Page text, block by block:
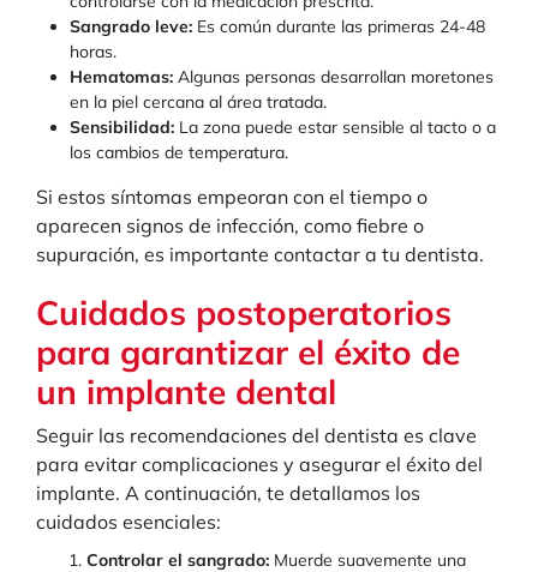
Sangrado leve: Es común durante las primeras 24-48
horas.
Hematomas: Algunas personas desarrollan moretones
en la piel cercana al área tratada.
Sensibilidad: La zona puede estar sensible al tacto o a
los cambios de temperatura.
Si estos síntomas empeoran con el tiempo o
aparecen signos de infección, como fiebre o
supuración, es importante contactar a tu dentista.
Cuidados postoperatorios
para garantizar el éxito de
un implante dental
Seguir las recomendaciones del dentista es clave
para evitar complicaciones y asegurar el éxito del
implante. A continuación, te detallamos los
cuidados esenciales:
Controlar el sangrado: Muerde suavemente una